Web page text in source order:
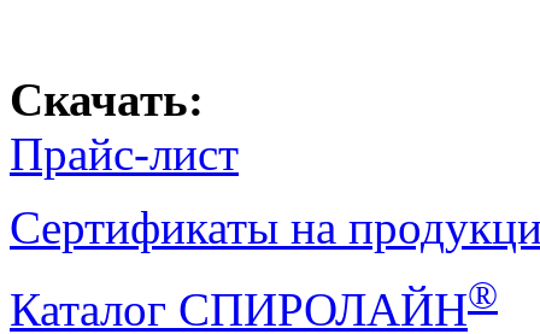
Скачать:
Прайс-лист
Сертификаты на
Каталог СПИРОЛАЙН®